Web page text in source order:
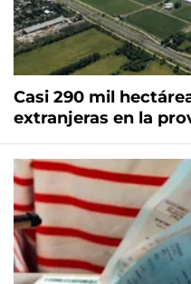
Casi 290 mil
extranjeras en la